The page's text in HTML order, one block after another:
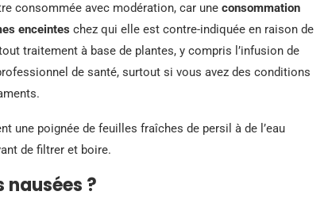
consommée avec modération, car une consommation
enceintes chez qui elle est contre-indiquée en raison de
traitement à base de plantes, y compris l’infusion de
de santé, surtout si vous avez des conditions
une poignée de feuilles fraîches de persil à de l’eau
de filtrer et boire.
?